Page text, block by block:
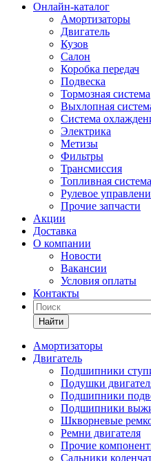
Онлайн-каталог
Амортизаторы
Двигатель
Кузов
Салон
Коробка передач
Подвеска
Тормозная система
Выхлопная
Система
Электрика
Метизы
Фильтры
Трансмиссия
Топливная система
Рулевое
Прочие запчасти
Акции
Доставка
О компании
Новости
Вакансии
Условия оплаты
Контакты
Найти
Амортизаторы
Двигатель
Подшипники
Подушки
Подшипники
Подшипники
Шкворневые
Ремни двигателя
Прочие
Сальники